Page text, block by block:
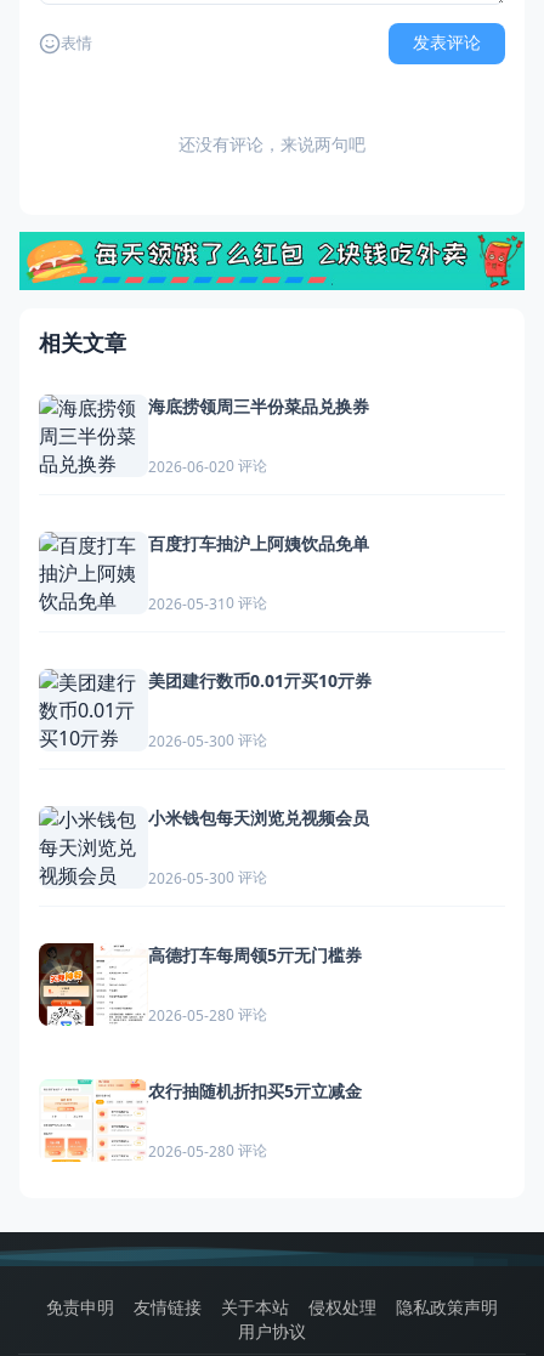
表情 发表评论
还没有评论，来说两句吧
相关文章
海底捞领周三半份菜品兑换券
2026-06-020 评论
百度打车抽沪上阿姨饮品免单
2026-05-310 评论
美团建行数币0.01亓买10亓券
2026-05-300 评论
小米钱包每天浏览兑视频会员
2026-05-300 评论
高德打车每周领5亓无门槛券
2026-05-280 评论
农行抽随机折扣买5亓立减金
2026-05-280 评论
免责申明 友情链接 关于本站 侵权处理
隐私政策声明
用户协议